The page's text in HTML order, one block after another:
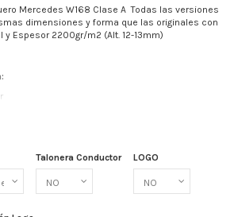
Mercedes W168 Clase A Todas las versiones
dimensiones y forma que las originales con
y Espesor 2200gr/m2 (Alt. 12-13mm)
Talonera Conductor LOGO